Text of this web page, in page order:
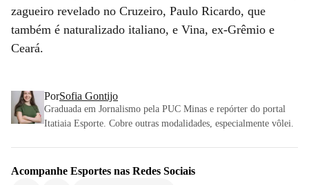
zagueiro revelado no Cruzeiro, Paulo Ricardo, que
também é naturalizado italiano, e Vina, ex-Grêmio e
Ceará.
PorSofia Gontijo
Graduada em Jornalismo pela PUC Minas e repórter do portal
Itatiaia Esporte. Cobre outras modalidades, especialmente vôlei.
Acompanhe Esportes nas Redes Sociais